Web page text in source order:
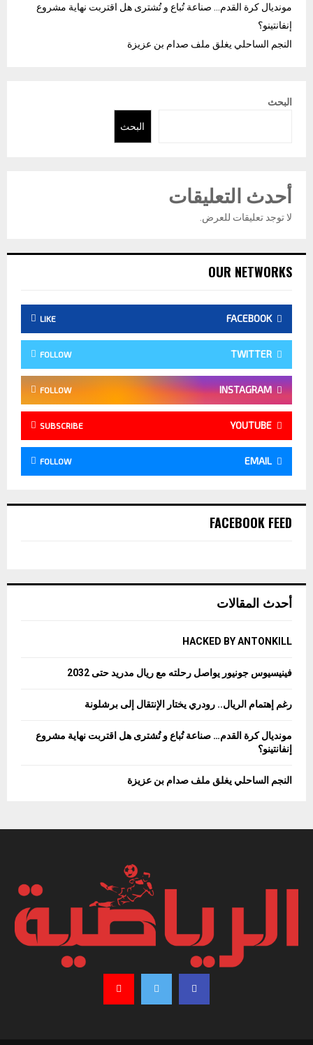
مونديال كرة القدم… صناعة تُباع و تُشترى هل اقتربت نهاية مشروع
إنفانتينو؟
النجم الساحلي يغلق ملف صدام بن عزيزة
البحث
البحث
أحدث التعليقات
لا توجد تعليقات للعرض.
OUR NETWORKS
FACEBOOK
LIKE
TWITTER
FOLLOW
INSTAGRAM
FOLLOW
YOUTUBE
SUBSCRIBE
EMAIL
FOLLOW
FACEBOOK FEED
أحدث المقالات
HACKED BY ANTONKILL
فينيسيوس جونيور يواصل رحلته مع ريال مدريد حتى 2032
رغم إهتمام الريال.. رودري يختار الإنتقال إلى برشلونة
مونديال كرة القدم… صناعة تُباع و تُشترى هل اقتربت نهاية مشروع
إنفانتينو؟
النجم الساحلي يغلق ملف صدام بن عزيزة